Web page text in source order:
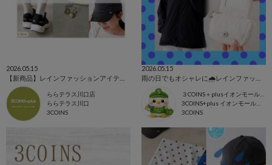
2026.05.15
ららテラス川口店
ららテラス川口
3COINS
2026.05.15
3COINS